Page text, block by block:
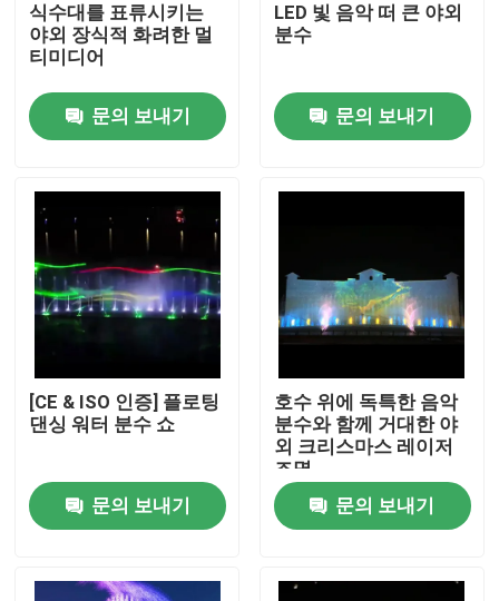
홈
제품 소개
회사 소개
품질 관리
식수대를 표류시키는
야외 장식적 화려한 멀
티미디어
문의 보내기
LED 빛 음악 떠 큰 야외
분수
문의 보내기
[CE & ISO 인증] 플로팅
댄싱 워터 분수 쇼
문의 보내기
호수 위에 독특한 음악
분수와 함께 거대한 야
외 크리스마스 레이저
조명
문의 보내기